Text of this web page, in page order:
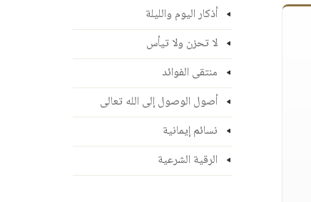
أذكار اليوم والليلة
لا تحزن ولا تيأس
منتقى الفوائد
أصول الوصول إلى الله تعالى
نسائم إيمانية
الرقية الشرعية